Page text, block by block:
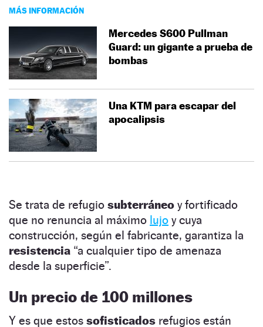
MÁS INFORMACIÓN
Mercedes S600 Pullman
Guard: un gigante a prueba de
bombas
Una KTM para escapar del
apocalipsis
Se trata de refugio subterráneo y fortificado
que no renuncia al máximo lujo y cuya
construcción, según el fabricante, garantiza la
resistencia “a cualquier tipo de amenaza
desde la superficie”.
Un precio de 100 millones
Y es que estos sofisticados refugios están